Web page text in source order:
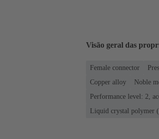
Visão geral das
Female connector
Copper alloy
Noble
Performance level: 2,
Liquid crystal polymer